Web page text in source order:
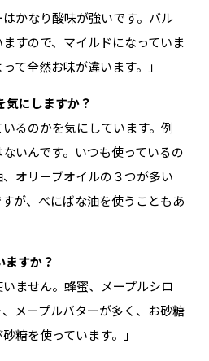
かなり酸味が強いです。バル
すので、マイルドになっていま
て全然お味が違います。」
気にしますか？
るのかを気にしています。例
いんです。いつも使っているの
オリーブオイルの３つが多い
が、べにばな油を使うこともあ
ますか？
ません。蜂蜜、メープルシロ
メープルバターが多く、お砂糖
糖を使っています。」